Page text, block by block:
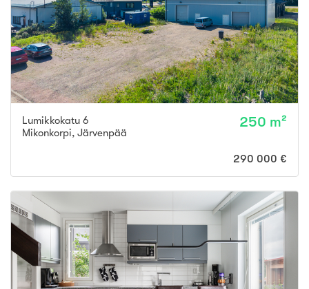
Lumikkokatu 6
Mikonkorpi, Järvenpää
250 m²
290 000 €